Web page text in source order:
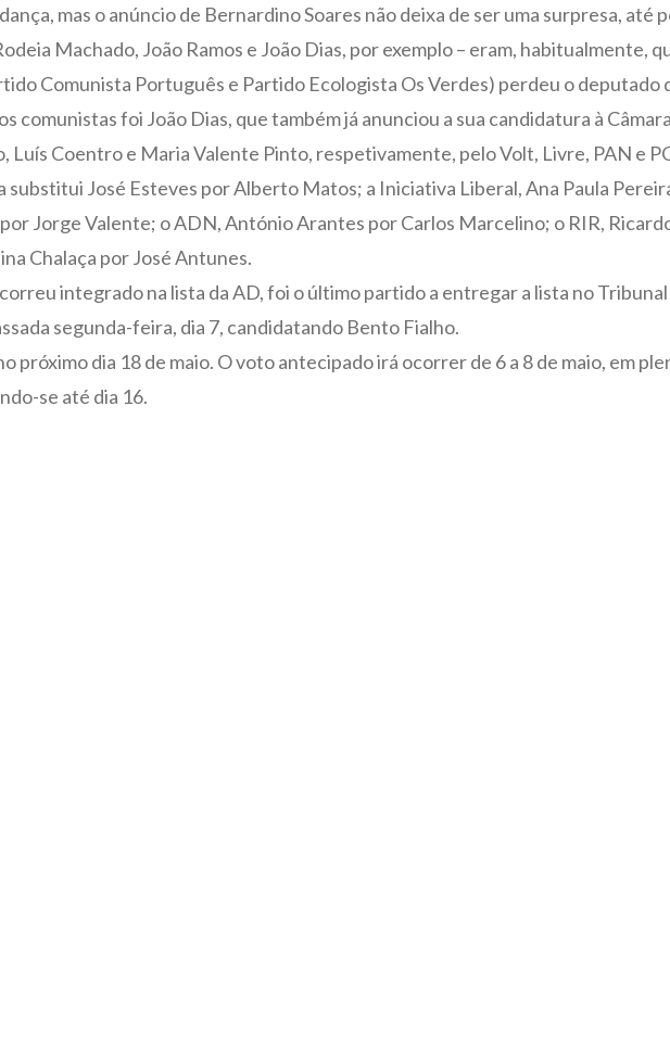
mas o anúncio de Bernardino Soares não deixa de ser uma surpresa, até
Machado, João Ramos e João Dias, por exemplo – eram, habitualmente,
Comunista Português e Partido Ecologista Os Verdes) perdeu o deputado
comunistas foi João Dias, que também já anunciou a sua candidatura à
Luís Coentro e Maria Valente Pinto, respetivamente, pelo Volt, Livre, PAN e
substitui José Esteves por Alberto Matos; a Iniciativa Liberal, Ana Paula
Jorge Valente; o ADN, António Arantes por Carlos Marcelino; o RIR,
Chalaça por José Antunes.
integrado na lista da AD, foi o último partido a entregar a lista no Tribunal
segunda-feira, dia 7, candidatando Bento Fialho.
próximo dia 18 de maio. O voto antecipado irá ocorrer de 6 a 8 de maio, em
se até dia 16.